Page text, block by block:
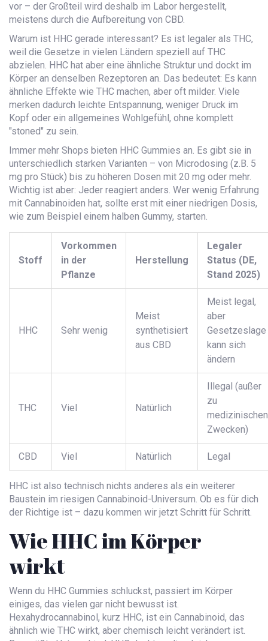
vor – der Großteil wird deshalb im Labor hergestellt,
meistens durch die Aufbereitung von CBD.
Warum ist HHC gerade interessant? Es ist legaler als THC,
weil die Gesetze in vielen Ländern speziell auf THC
abzielen. HHC hat aber eine ähnliche Struktur und dockt im
Körper an denselben Rezeptoren an. Das bedeutet: Es kann
ähnliche Effekte wie THC machen, aber oft milder. Viele
merken dadurch leichte Entspannung, weniger Druck im
Kopf oder ein allgemeines Wohlgefühl, ohne komplett
"stoned" zu sein.
Immer mehr Shops bieten HHC Gummies an. Es gibt sie in
unterschiedlich starken Varianten – von Microdosing (z.B. 5
mg pro Stück) bis zu höheren Dosen mit 20 mg oder mehr.
Wichtig ist aber: Jeder reagiert anders. Wer wenig Erfahrung
mit Cannabinoiden hat, sollte erst mit einer niedrigen Dosis,
wie zum Beispiel einem halben Gummy, starten.
Stoff
Vorkommen
in der
Pflanze
Herstellung
Legaler
Status (DE,
Stand 2025)
HHC Sehr wenig
Meist
synthetisiert
aus CBD
Meist legal,
aber
Gesetzeslage
kann sich
ändern
THC Viel Natürlich
Illegal (außer
zu
medizinischen
Zwecken)
CBD Viel Natürlich Legal
HHC ist also technisch nichts anderes als ein weiterer
Baustein im riesigen Cannabinoid-Universum. Ob es für dich
der Richtige ist – dazu kommen wir jetzt Schritt für Schritt.
Wie HHC im Körper
wirkt
Wenn du HHC Gummies schluckst, passiert im Körper
einiges, das vielen gar nicht bewusst ist.
Hexahydrocannabinol, kurz HHC, ist ein Cannabinoid, das
ähnlich wie THC wirkt, aber chemisch leicht verändert ist.